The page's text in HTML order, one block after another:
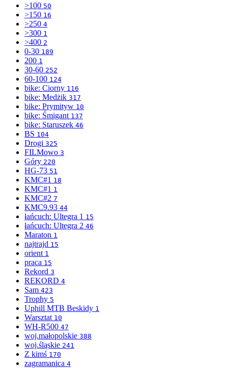
>100 50
>150 16
>250 4
>300 1
>400 2
0-30 189
200 1
30-60 252
60-100 124
bike: Ciorny 116
bike: Medżik 317
bike: Prymityw 10
bike: Śmigant 137
bike: Staruszek 46
BS 104
Drogi 325
FILMowo 3
Góry 220
HG-73 51
KMC#1 18
KMC#1 1
KMC#2 7
KMC9.93 44
łańcuch: Ultegra 1 15
łańcuch: Ultegra 2 46
Maraton 1
najtrajd 15
orient 1
praca 15
Rekord 3
REKORD 4
Sam 423
Trophy 5
Uphill MTB Beskidy 1
Warsztat 10
WH-R500 47
woj.małopolskie 388
woj.śląskie 241
Z kimś 170
zagramanica 4